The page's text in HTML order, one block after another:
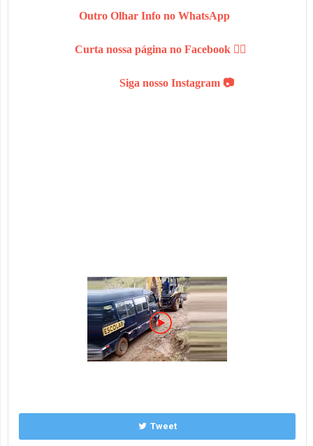
Outro Olhar Info no WhatsApp
Curta nossa página no Facebook 👍🏻
Siga nosso Instagram 📷
Tweet